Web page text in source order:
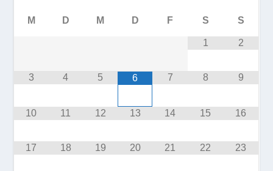
M D M D F S S
1 2
3 4 5 6 7 8 9
10 11 12 13 14 15 16
17 18 19 20 21 22 23